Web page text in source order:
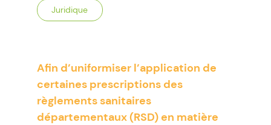
Juridique
Afin d’uniformiser l’application de
certaines prescriptions des
règlements sanitaires
départementaux (RSD) en matière